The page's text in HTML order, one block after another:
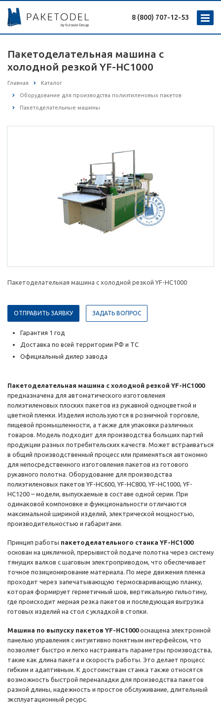
8 (800) 707-12-53
Пакетоделательная машина с
холодной резкой YF-HC1000
Главная Каталог
Оборудование для производства полиэтиленовых пакетов
Пакетоделательные машины
Пакетоделательная машина с холодной резкой YF-HC1000
ОТПРАВИТЬ ЗАЯВКУ ЗАДАТЬ ВОПРОС
Гарантия 1 год
Доставка по всей территории РФ и ТС
Официальный дилер завода
Пакетоделательная машина с холодной резкой YF-HC1000
предназначена для автоматического изготовления
полиэтиленовых плоских пакетов из рукавной одноцветной и
цветной пленки. Изделия используются в розничной торговле,
пищевой промышленности, а также для упаковки различных
товаров. Модель подходит для производства больших партий
продукции разных потребительских качеств. Может встраиваться
в общий производственный процесс или применяться автономно
для непосредственного изготовления пакетов из готового
рукавного полотна. Оборудование для производства
полиэтиленовых пакетов YF-HC600, YF-HC800, YF-HC1000, YF-
HC1200 – модели, выпускаемые в составе одной серии. При
одинаковой компоновке и функциональности отличаются
максимальной шириной изделий, электрической мощностью,
производительностью и габаритами.
Принцип работы пакетоделательного станка YF-HC1000
основан на цикличной, прерывистой подаче полотна через систему
тянущих валков с шаговым электроприводом, что обеспечивает
точное позиционирование материала. По мере движения пленка
проходит через запечатывающую термосваривающую планку,
которая формирует герметичный шов, вертикальную гильотину,
где происходит мерная резка пакетов и последующая выгрузка
готовых изделий на стол с укладкой в стопки.
Машина по выпуску пакетов YF-HC1000оснащена электронной
панелью управления с интуитивно понятным интерфейсом, что
позволяет быстро и легко настраивать параметры производства,
такие как длина пакета и скорость работы. Это делает процесс
гибким и адаптивным. К достоинствам станка также относятся
возможность быстрой переналадки для производства пакетов
разной длины, надежность и простое обслуживание, длительный
эксплуатационный ресурс.